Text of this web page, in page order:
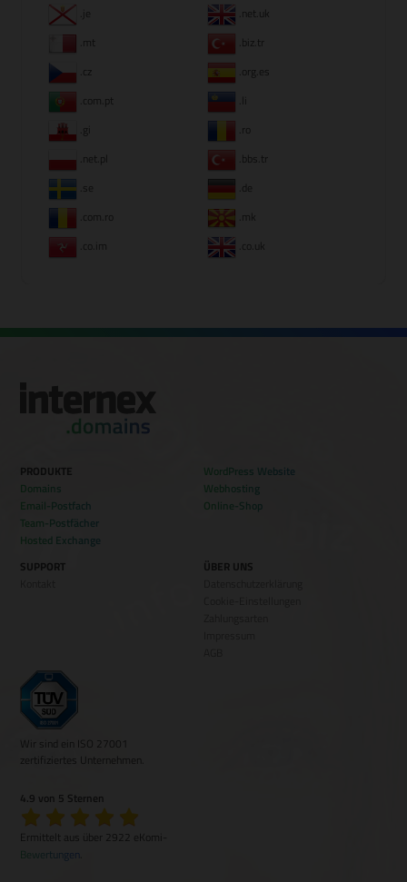
.net.uk
.mt
.biz.tr
.cz
.org.es
.com.pt
.gi
.ro
.net.pl
.bbs.tr
.se
.de
.com.ro
.mk
.co.im
.co.uk
PRODUKTE
Domains
Email-Postfach
Team-Postfächer
Hosted Exchange
WordPress Website
Webhosting
Online-Shop
SUPPORT
ÜBER UNS
Wir sind ein ISO 27001
zertifiziertes Unternehmen.
4.9 von 5 Sternen
Ermittelt aus über 2922 eKomi-
Bewertungen